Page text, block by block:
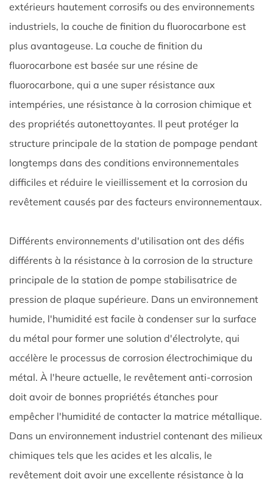
extérieurs hautement corrosifs ou des environnements
industriels, la couche de finition du fluorocarbone est
plus avantageuse. La couche de finition du
fluorocarbone est basée sur une résine de
fluorocarbone, qui a une super résistance aux
intempéries, une résistance à la corrosion chimique et
des propriétés autonettoyantes. Il peut protéger la
structure principale de la station de pompage pendant
longtemps dans des conditions environnementales
difficiles et réduire le vieillissement et la corrosion du
revêtement causés par des facteurs environnementaux.
Différents environnements d'utilisation ont des défis
différents à la résistance à la corrosion de la structure
principale de la station de pompe stabilisatrice de
pression de plaque supérieure. Dans un environnement
humide, l'humidité est facile à condenser sur la surface
du métal pour former une solution d'électrolyte, qui
accélère le processus de corrosion électrochimique du
métal. À l'heure actuelle, le revêtement anti-corrosion
doit avoir de bonnes propriétés étanches pour
empêcher l'humidité de contacter la matrice métallique.
Dans un environnement industriel contenant des milieux
chimiques tels que les acides et les alcalis, le
revêtement doit avoir une excellente résistance à la